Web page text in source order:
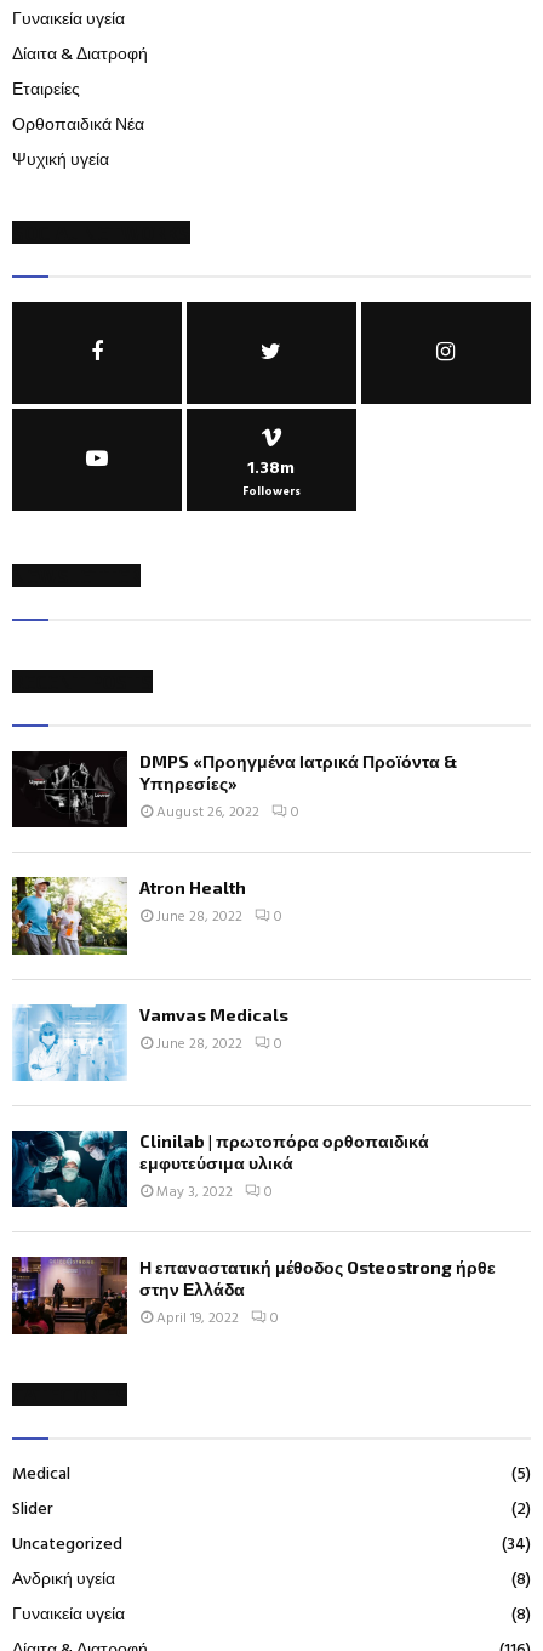
Γυναικεία υγεία
Δίαιτα & Διατροφή
Εταιρείες
Ορθοπαιδικά Νέα
Ψυχική υγεία
1.38m
Followers
DMPS «Προηγμένα Ιατρικά Προϊόντα &
Υπηρεσίες»
August 26, 2022 0
Atron Health
June 28, 2022 0
Vamvas Medicals
June 28, 2022 0
Clinilab | πρωτοπόρα ορθοπαιδικά
εμφυτεύσιμα υλικά
May 3, 2022 0
Η επαναστατική μέθοδος Osteostrong ήρθε
στην Ελλάδα
April 19, 2022 0
Medical
(5)
Slider
(2)
Uncategorized
(34)
Ανδρική υγεία
(8)
Γυναικεία υγεία
(8)